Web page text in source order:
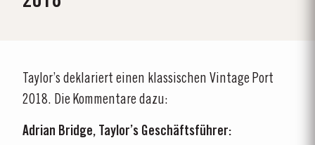
Taylor’s deklariert einen klassischen Vintage Port
2018. Die Kommentare dazu:
Adrian Bridge, Taylor’s Geschäftsführer: